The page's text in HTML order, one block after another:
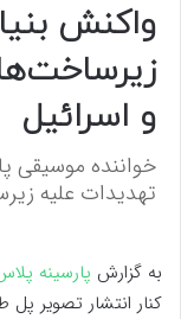
واکنش
و اسرائیل
خواننده موسیقی
تهدیدات علیه
به گزارش پارسینه
کنار انتشار تصویر